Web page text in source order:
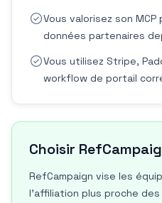
Vous valorisez son
données partenaires
Vous utilisez Stripe,
workflow de portail
Choisir
RefCampaign vise les
l'affiliation plus proche